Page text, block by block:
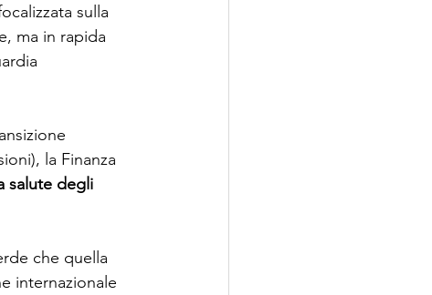
sulla
ma in rapida
la Finanza
salute degli
che quella
internazionale